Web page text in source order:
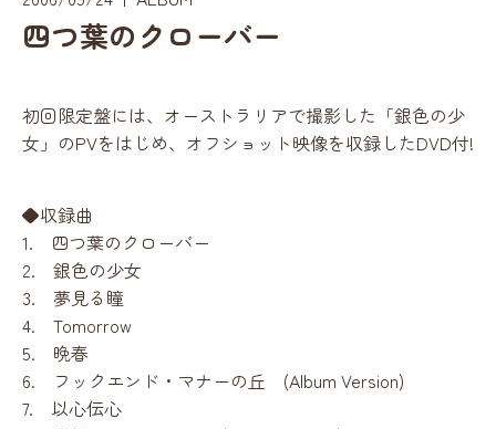
四つ葉のクローバー
初回限定盤には、オーストラリアで撮影した「銀色の少
女」のPVをはじめ、オフショット映像を収録したDVD付!
◆収録曲
1. 四つ葉のクローバー
2. 銀色の少女
3. 夢見る瞳
4. Tomorrow
5. 晩春
6. フックエンド・マナーの丘 (Album Version)
7. 以心伝心